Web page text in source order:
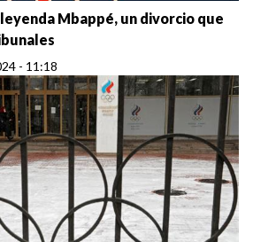
leyenda Mbappé, un divorcio que
- 11:18